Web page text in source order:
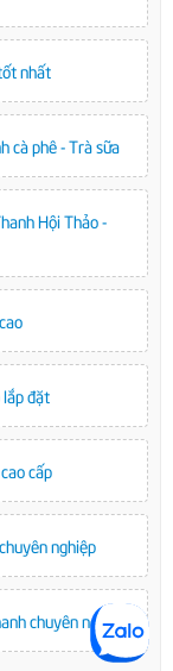
nhất
cà phê - Trà sữa
Hội Thảo -
lắp đặt
cấp
nghiệp
chuyên nghiệp